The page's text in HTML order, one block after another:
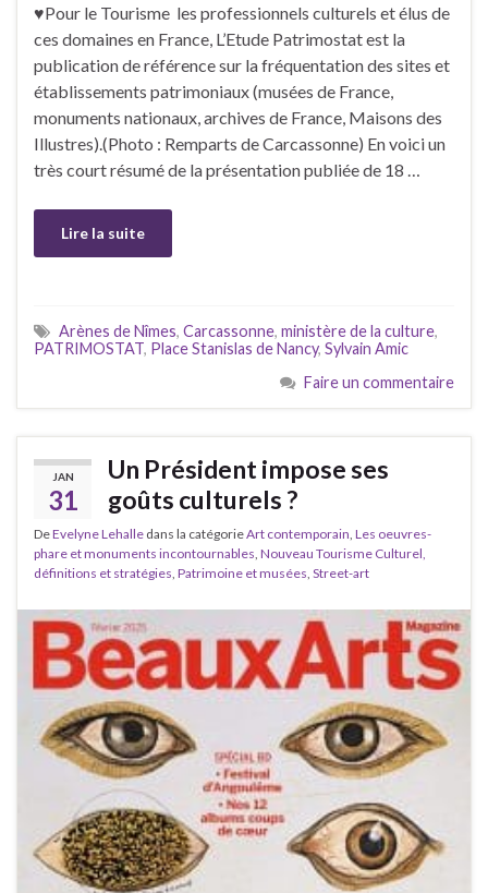
♥Pour le Tourisme les professionnels culturels et élus de
ces domaines en France, L’Etude Patrimostat est la
publication de référence sur la fréquentation des sites et
établissements patrimoniaux (musées de France,
monuments nationaux, archives de France, Maisons des
Illustres).(Photo : Remparts de Carcassonne) En voici un
très court résumé de la présentation publiée de 18 …
Lire la suite
Arènes de Nîmes, Carcassonne, ministère de la culture,
PATRIMOSTAT, Place Stanislas de Nancy, Sylvain Amic
Faire un commentaire
JAN
31
Un Président impose ses
goûts culturels ?
DeEvelyne Lehalle dans la catégorieArt contemporain Les oeuvres-
phare et monuments incontournables Nouveau Tourisme Culturel,
définitions et stratégies Patrimoine et musées Street-art